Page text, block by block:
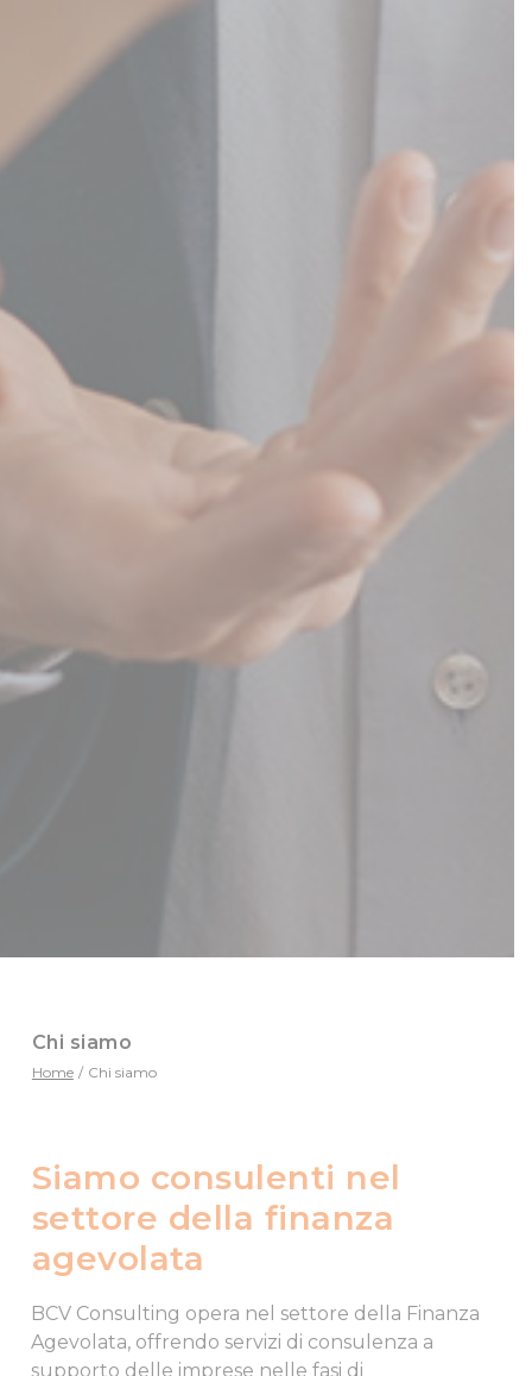
Chi siamo
Home / Chi siamo
Siamo consulenti nel
settore della finanza
agevolata
BCV Consulting opera nel settore della Finanza
Agevolata, offrendo servizi di consulenza a
supporto delle imprese nelle fasi di